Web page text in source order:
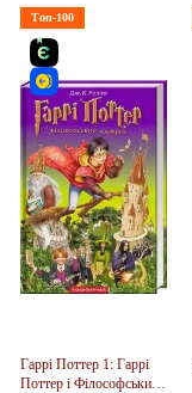
Топ-100
Гаррі Поттер 1: Гаррі
Поттер і Філософський